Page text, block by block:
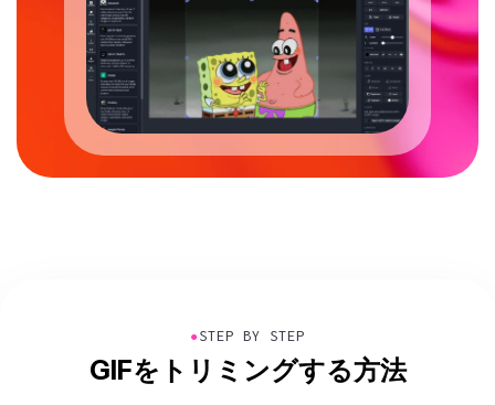
●STEP BY STEP
GIFをトリミングする方法